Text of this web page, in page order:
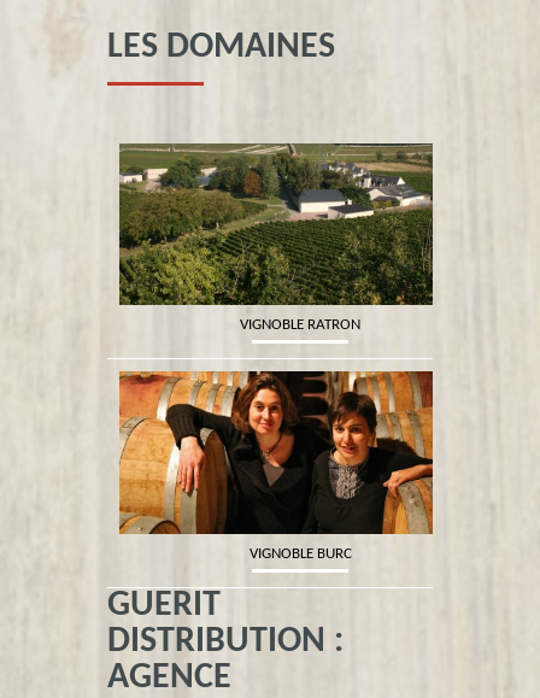
LES DOMAINES
VIGNOBLE RATRON
VIGNOBLE BURC
GUERIT
DISTRIBUTION :
AGENCE